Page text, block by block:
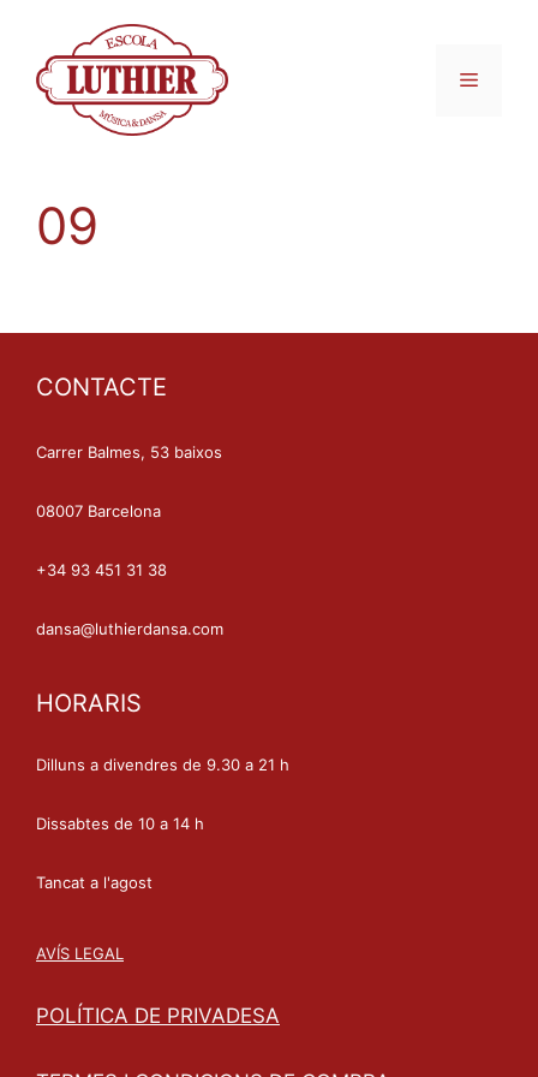
09
CONTACTE
Carrer Balmes, 53 baixos
08007 Barcelona
+34 93 451 31 38
dansa@luthierdansa.com
HORARIS
Dilluns a divendres de 9.30 a 21 h
Dissabtes de 10 a 14 h
Tancat a l'agost
AVÍS LEGAL
POLÍTICA DE PRIVADESA